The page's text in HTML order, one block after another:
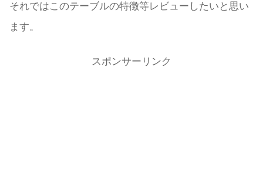
それではこのテーブルの特徴等レビューしたいと思い
ます。
スポンサーリンク